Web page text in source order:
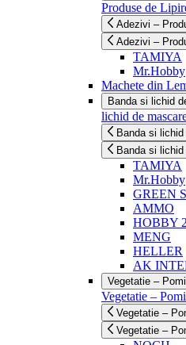
Produse de
Adezivi –
Adezivi –
TAMIYA
Mr.Hobby
Machete din
Banda si lichid
lichid de
Banda si
Banda si
TAMIYA
Mr.Hobby
GREEN
AMMO
HOBBY
MENG
HELLER
AK
Vegetatie –
Vegetatie –
Vegetatie –
Vegetatie –